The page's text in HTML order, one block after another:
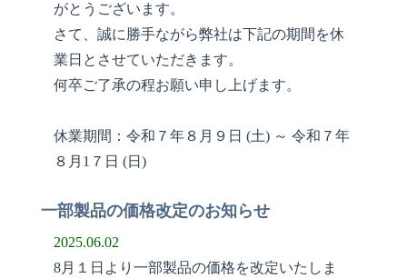
がとうございます。
さて、誠に勝手ながら弊社は下記の期間を休
業日とさせていただきます。
何卒ご了承の程お願い申し上げます。
休業期間：令和７年８月９日 (土) ～ 令和７年
８月1７日 (日)
一部製品の価格改定のお知らせ
2025.06.02
8月１日より一部製品の価格を改定いたしま